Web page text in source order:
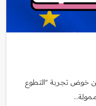
من خوض تجربة "التطوع